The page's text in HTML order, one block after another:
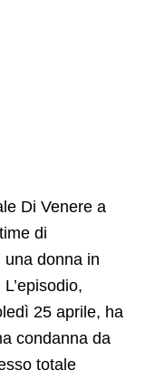
Di Venere a
di
donna in
25 aprile, ha
condanna da
totale